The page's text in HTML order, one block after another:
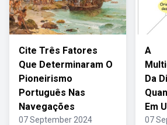
Cite Três Fatores
Que Determinaram O
Pioneirismo
Português Nas
Navegações
07 September 2024
A
Da
Em
07